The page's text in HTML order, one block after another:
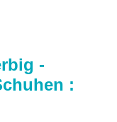
-
: